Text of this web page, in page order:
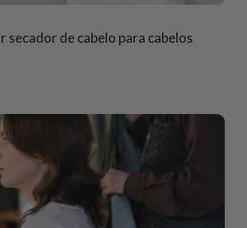
secador de cabelo para cabelos